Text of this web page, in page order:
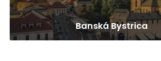
Banská Bystrica